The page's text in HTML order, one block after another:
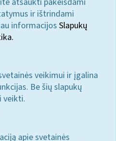
ir ištrindami
informacijos Slapukų
veikimui ir įgalina
Be šių slapukų
veikti.
apie svetainės